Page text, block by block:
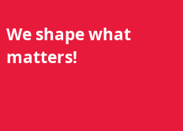
We shape what
matters!